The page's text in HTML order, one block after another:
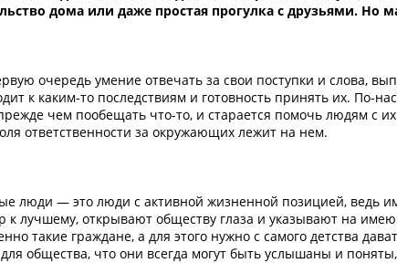
дома или даже простая прогулка с друзьями. Но
очередь умение отвечать за свои поступки и слова,
к каким-то последствиям и готовность принять их. По-
чем пообещать что-то, и старается помочь людям с
ответственности за окружающих лежит на нем.
люди — это люди с активной жизненной позицией, ведь
к лучшему, открывают обществу глаза и указывают на
такие граждане, а для этого нужно с самого детства
общества, что они всегда могут быть услышаны и